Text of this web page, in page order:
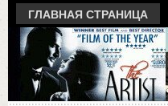
ГЛАВНАЯ СТРАНИЦА